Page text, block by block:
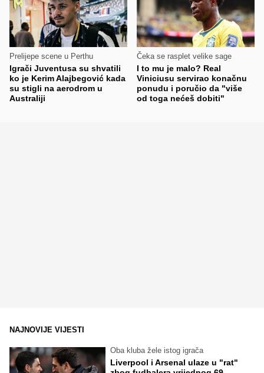
Prelijepe scene u Perthu
Igrači Juventusa su shvatili
ko je Kerim Alajbegović kada
su stigli na aerodrom u
Australiji
Čeka se rasplet velike sage
I to mu je malo? Real
Viniciusu servirao konačnu
ponudu i poručio da "više
od toga nećeš dobiti"
NAJNOVIJE VIJESTI
Oba kluba žele istog igrača
Liverpool i Arsenal ulaze u "rat"